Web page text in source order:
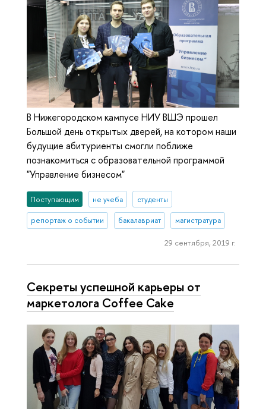
В Нижегородском кампусе НИУ ВШЭ прошел
Большой день открытых дверей, на котором наши
будущие абитуриенты смогли поближе
познакомиться с образовательной программой
"Управление бизнесом"
Поступающим не учеба студенты
репортаж о событии бакалавриат магистратура
29 сентября, 2019 г.
Секреты успешной карьеры от
маркетолога Coffee Cake